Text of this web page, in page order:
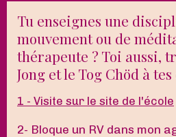
Tu enseignes une
mouvement ou de
thérapeute ? Toi aussi,
Jong et le Tog Chöd à
1 - Visite sur le site de l'école
2- Bloque un RV dans mon